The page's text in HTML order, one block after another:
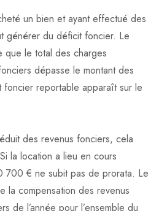
un bien et ayant effectué des
générer du déficit foncier. Le
le total des charges
dépasse le montant des
reportable apparaît sur le
des revenus fonciers, cela
la location a lieu en cours
700 € ne subit pas de prorata. Le
la compensation des revenus
de l’année pour l’ensemble du